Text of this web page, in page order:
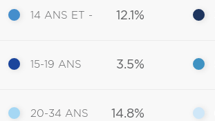
14 ANS ET - 12.1%
15-19 ANS 3.5%
20-34 ANS 14.8%